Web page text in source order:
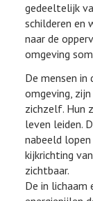
gedeeltelijk
schilderen en
naar de
omgeving
De mensen in
omgeving,
zichzelf. Hun
leven leiden.
nabeeld
kijkrichting
zichtbaar.
De in lichaam